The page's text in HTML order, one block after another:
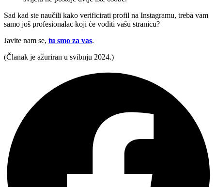
Sad kad ste naučili kako verificirati profil na Instagramu, treba vam
samo još profesionalac koji će voditi vašu stranicu?
Javite nam se, tu smo za vas.
(Članak je ažuriran u svibnju 2024.)